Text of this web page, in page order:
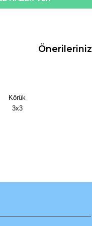
Önerileriniz
Körük
3x3